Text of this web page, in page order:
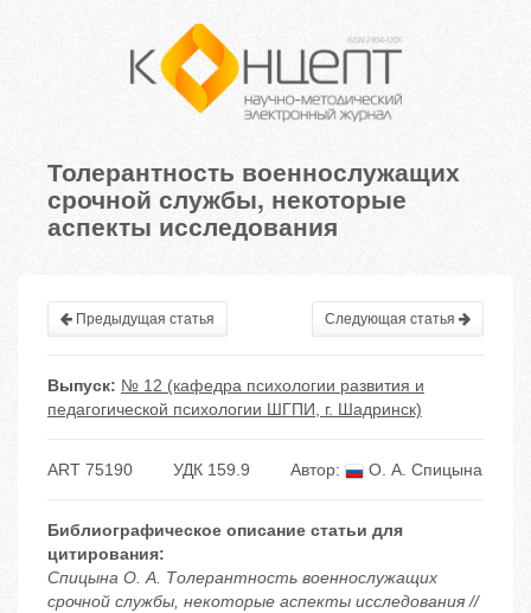
Толерантность военнослужащих
срочной службы, некоторые
аспекты исследования
Предыдущая статья Следующая статья
Выпуск: № 12 (кафедра психологии развития и
педагогической психологии ШГПИ, г. Шадринск)
ART 75190 УДК 159.9 Автор: О. А. Спицына
Библиографическое описание статьи для
цитирования:
Спицына О. А. Толерантность военнослужащих
срочной службы, некоторые аспекты исследования //